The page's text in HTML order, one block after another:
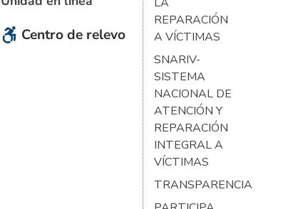
Centro de relevo
REPARACIÓN
A VÍCTIMAS
SNARIV-
SISTEMA
NACIONAL DE
ATENCIÓN Y
REPARACIÓN
INTEGRAL A
VÍCTIMAS
TRANSPARENCIA